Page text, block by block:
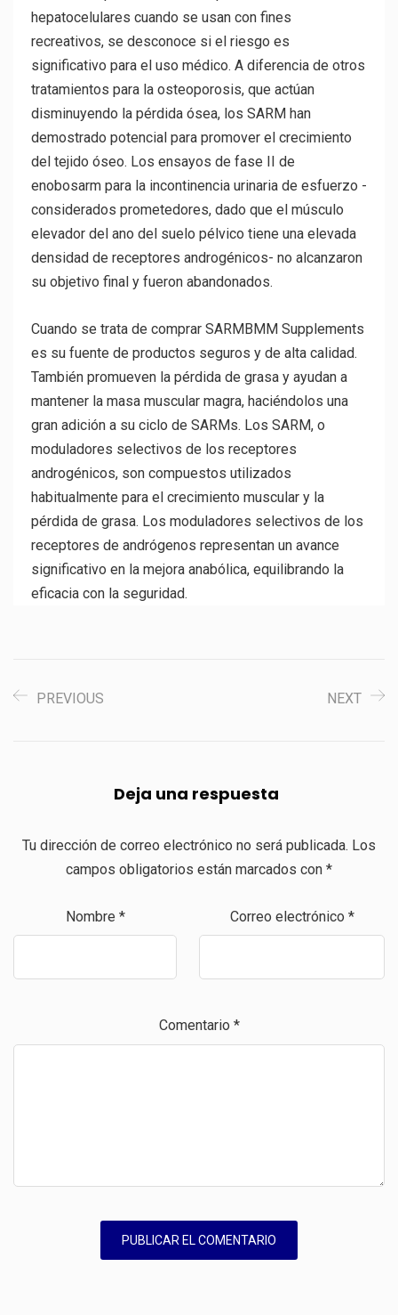
hepatocelulares cuando se usan con fines
recreativos, se desconoce si el riesgo es
significativo para el uso médico. A diferencia de otros
tratamientos para la osteoporosis, que actúan
disminuyendo la pérdida ósea, los SARM han
demostrado potencial para promover el crecimiento
del tejido óseo. Los ensayos de fase II de
enobosarm para la incontinencia urinaria de esfuerzo -
considerados prometedores, dado que el músculo
elevador del ano del suelo pélvico tiene una elevada
densidad de receptores androgénicos- no alcanzaron
su objetivo final y fueron abandonados.
Cuando se trata de comprar SARMBMM Supplements
es su fuente de productos seguros y de alta calidad.
También promueven la pérdida de grasa y ayudan a
mantener la masa muscular magra, haciéndolos una
gran adición a su ciclo de SARMs. Los SARM, o
moduladores selectivos de los receptores
androgénicos, son compuestos utilizados
habitualmente para el crecimiento muscular y la
pérdida de grasa. Los moduladores selectivos de los
receptores de andrógenos representan un avance
significativo en la mejora anabólica, equilibrando la
eficacia con la seguridad.
PREVIOUS NEXT
Deja una respuesta
Tu dirección de correo electrónico no será publicada. Los
campos obligatorios están marcados con *
Nombre * Correo electrónico *
Comentario *